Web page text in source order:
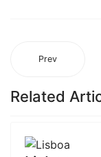
Prev
Related